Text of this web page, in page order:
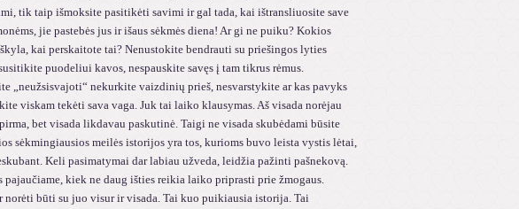
tik taip išmoksite pasitikėti savimi ir gal tada, kai ištransliuosite save
jie pastebės jus ir išaus sėkmės diena! Ar gi ne puiku? Kokios
kai perskaitote tai? Nenustokite bendrauti su priešingos lyties
puodeliui kavos, nespauskite savęs į tam tikrus rėmus.
„neužsisvajoti“ nekurkite vaizdinių prieš, nesvarstykite ar kas pavyks
viskam tekėti sava vaga. Juk tai laiko klausymas. Aš visada norėjau
bet visada likdavau paskutinė. Taigi ne visada skubėdami būsite
sėkmingiausios meilės istorijos yra tos, kurioms buvo leista vystis lėtai,
Keli pasimatymai dar labiau užveda, leidžia pažinti pašnekovą.
pajaučiame, kiek ne daug išties reikia laiko priprasti prie žmogaus.
norėti būti su juo visur ir visada. Tai kuo puikiausia istorija. Tai